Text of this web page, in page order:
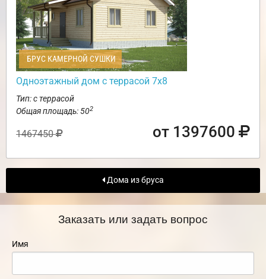
БРУС КАМЕРНОЙ СУШКИ
Одноэтажный дом с террасой 7х8
Тип: с террасой
Общая площадь: 502
1467450 от 1397600
Дома из бруса
Заказать или задать вопрос
Имя